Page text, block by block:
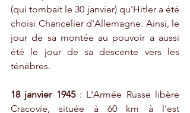
(qui tombait le 30 janvier) qu'Hitler a été
choisi Chancelier d'Allemagne. Ainsi, le
jour de sa montée au pouvoir a aussi
été le jour de sa descente vers les
ténèbres.
18 janvier 1945 : L'Armée Russe libère
Cracovie, située à 60 km à l'est